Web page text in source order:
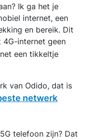
Ik ga het je
internet, een
en bereik. Dit
internet geen
een tikkeltje
van Odido, dat is
netwerk
telefoon zijn? Dat